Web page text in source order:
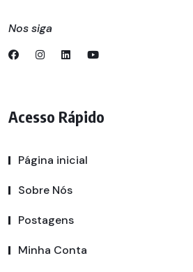
Nos siga
Acesso Rápido
Página inicial
Sobre Nós
Postagens
Minha Conta